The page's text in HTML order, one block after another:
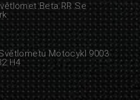
Beta RR Se
Motocykl 9003
H4